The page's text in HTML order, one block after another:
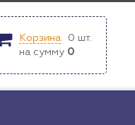
Корзина 0 шт.
на сумму 0